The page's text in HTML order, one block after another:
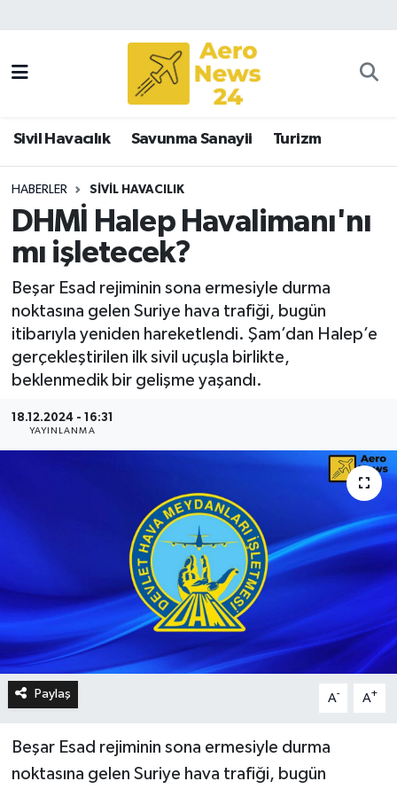
Sivil Havacılık Savunma Sanayii Turizm
HABERLER SIVIL HAVACILIK
DHMİ Halep Havalimanı'nı
mı işletecek?
Beşar Esad rejiminin sona ermesiyle durma
noktasına gelen Suriye hava trafiği, bugün
itibarıyla yeniden hareketlendi. Şam’dan Halep’e
gerçekleştirilen ilk sivil uçuşla birlikte,
beklenmedik bir gelişme yaşandı.
18.12.2024 - 16:31
YAYINLANMA
Paylaş A- A+
Beşar Esad rejiminin sona ermesiyle durma
noktasına gelen Suriye hava trafiği, bugün